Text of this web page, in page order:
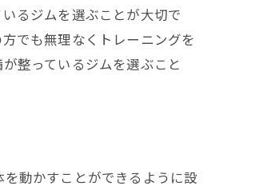
るジムを選ぶことが大切で
でも無理なくトレーニングを
整っているジムを選ぶこと
動かすことができるように設